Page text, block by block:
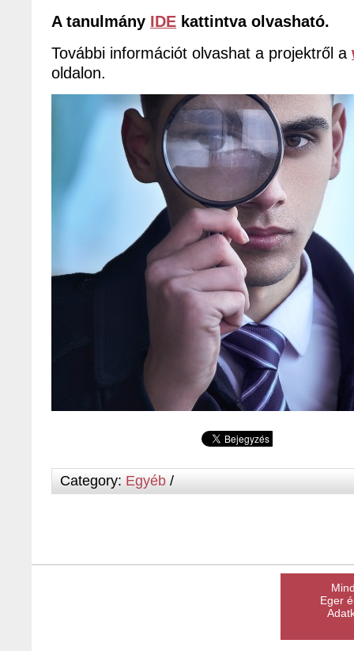
A tanulmány IDE kattintva olvasható.
További információt olvashat a projektről a
oldalon.
Category: Egyéb /
Eger